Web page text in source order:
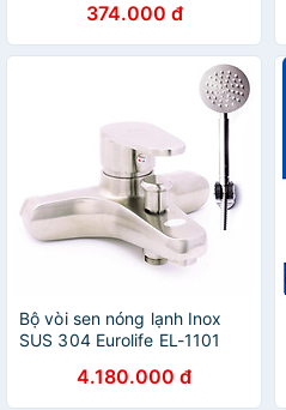
374.000 đ
Bộ vòi sen nóng lạnh Inox
SUS 304 Eurolife EL-1101
4.180.000 đ